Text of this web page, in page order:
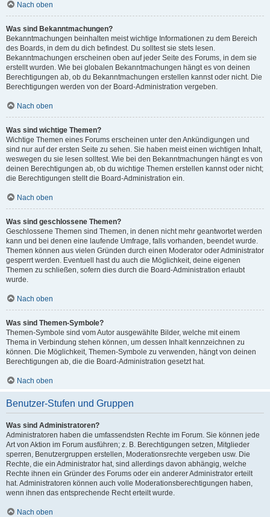
Nach oben
Was sind Bekanntmachungen?
Bekanntmachungen beinhalten meist wichtige Informationen zu dem Bereich
des Boards, in dem du dich befindest. Du solltest sie stets lesen.
Bekanntmachungen erscheinen oben auf jeder Seite des Forums, in dem sie
erstellt wurden. Wie bei globalen Bekanntmachungen hängt es von deinen
Berechtigungen ab, ob du Bekanntmachungen erstellen kannst oder nicht. Die
Berechtigungen werden von der Board-Administration vergeben.
Nach oben
Was sind wichtige Themen?
Wichtige Themen eines Forums erscheinen unter den Ankündigungen und
sind nur auf der ersten Seite zu sehen. Sie haben meist einen wichtigen Inhalt,
weswegen du sie lesen solltest. Wie bei den Bekanntmachungen hängt es von
deinen Berechtigungen ab, ob du wichtige Themen erstellen kannst oder nicht;
die Berechtigungen stellt die Board-Administration ein.
Nach oben
Was sind geschlossene Themen?
Geschlossene Themen sind Themen, in denen nicht mehr geantwortet werden
kann und bei denen eine laufende Umfrage, falls vorhanden, beendet wurde.
Themen können aus vielen Gründen durch einen Moderator oder Administrator
gesperrt werden. Eventuell hast du auch die Möglichkeit, deine eigenen
Themen zu schließen, sofern dies durch die Board-Administration erlaubt
wurde.
Nach oben
Was sind Themen-Symbole?
Themen-Symbole sind vom Autor ausgewählte Bilder, welche mit einem
Thema in Verbindung stehen können, um dessen Inhalt kennzeichnen zu
können. Die Möglichkeit, Themen-Symbole zu verwenden, hängt von deinen
Berechtigungen ab, die die Board-Administration gesetzt hat.
Nach oben
Benutzer-Stufen und Gruppen
Was sind Administratoren?
Administratoren haben die umfassendsten Rechte im Forum. Sie können jede
Art von Aktion im Forum ausführen; z. B. Berechtigungen setzen, Mitglieder
sperren, Benutzergruppen erstellen, Moderationsrechte vergeben usw. Die
Rechte, die ein Administrator hat, sind allerdings davon abhängig, welche
Rechte ihnen ein Gründer des Forums oder ein anderer Administrator erteilt
hat. Administratoren können auch volle Moderationsberechtigungen haben,
wenn ihnen das entsprechende Recht erteilt wurde.
Nach oben